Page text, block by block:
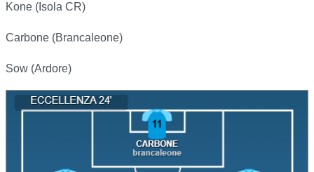
Kone (Isola CR)
Carbone (Brancaleone)
Sow (Ardore)